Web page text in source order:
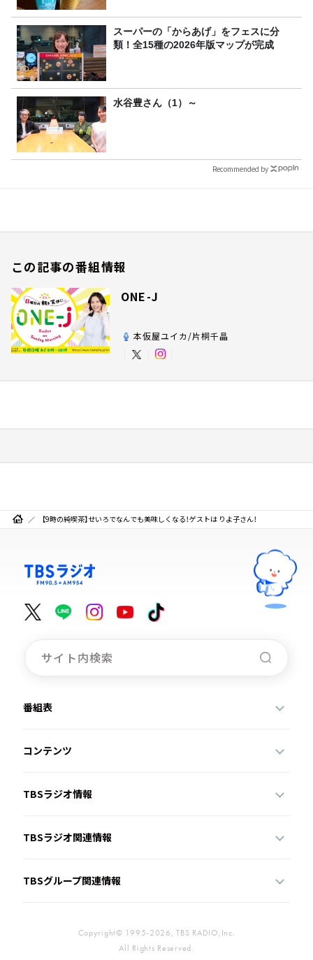
スーパーの「からあげ」をフェスに分
類！全15種の2026年版マップが完成
水谷豊さん（1）～
Recommended by
この記事の番組情報
ONE-J
本仮屋ユイカ/片桐千晶
【9時の純喫茶】せいろでなんでも美味しくなる！ゲストは りよ子さん！
番組表
コンテンツ
TBSラジオ情報
TBSラジオ関連情報
TBSグループ関連情報
Copyright© 1995-2026, TBS RADIO,Inc.
All Rights Reserved.